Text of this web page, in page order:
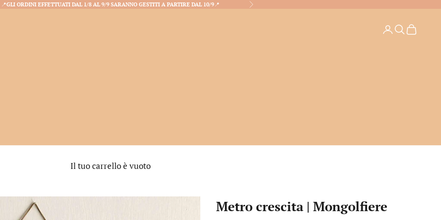
📍GLI ORDINI EFFETTUATI DAL 1/8 AL 9/9 SARANNO GESTITI A PARTIRE DAL 10/9📍 Successivo
LoginCercaCarrello
Il tuo carrello è vuoto
Metro crescita | Mongolfiere